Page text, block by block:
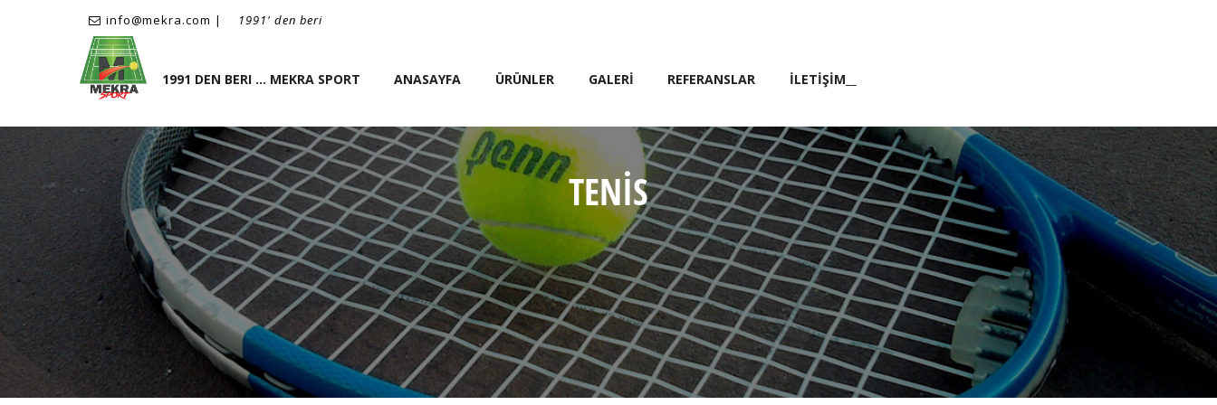
info@mekra.com | 1991' den beri
1991 DEN BERI ... MEKRA SPORT ANASAYFA ÜRÜNLER GALERİ REFERANSLAR İLETİŞİM__
TENİS